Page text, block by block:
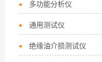
多功能分析仪
通用测试仪
绝缘油介损测试仪